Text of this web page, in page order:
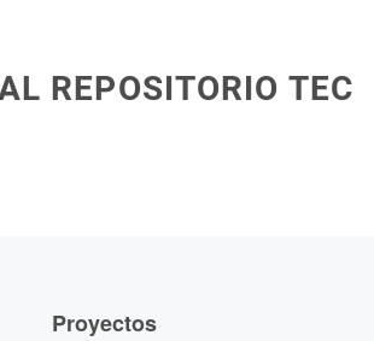
REPOSITORIO TEC
Proyectos